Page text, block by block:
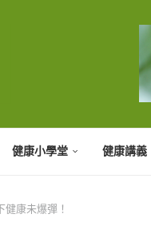
健康小學堂 健康講義
康未爆彈！